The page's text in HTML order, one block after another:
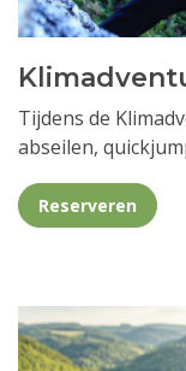
Tijdens de
abseilen,
Reserveren